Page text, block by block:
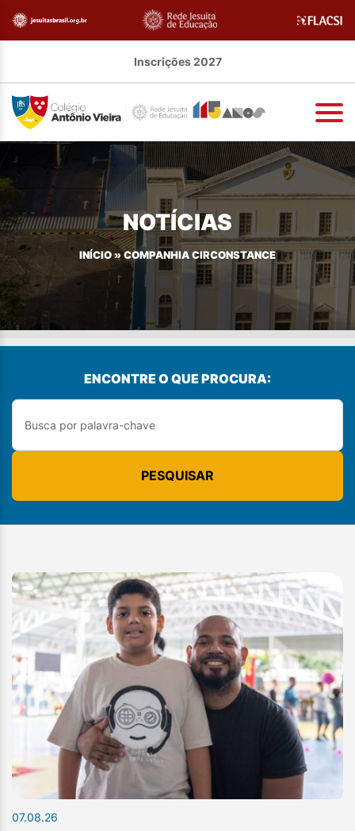
Inscrições 2027
NOTÍCIAS
INÍCIO»COMPANHIA CIRCONSTANCE
ENCONTRE O QUE PROCURA:
PESQUISAR
07.08.26